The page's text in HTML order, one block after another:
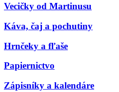
Vecičky od Martinusu
Káva, čaj a pochutiny
Hrnčeky a fľaše
Papiernictvo
Zápisníky a kalendáre